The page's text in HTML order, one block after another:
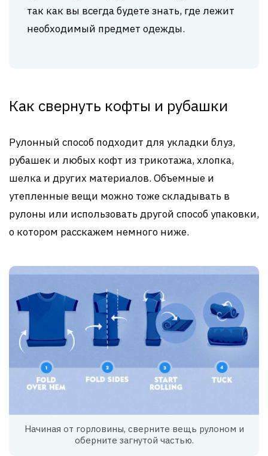
так как вы всегда будете знать, где лежит
необходимый предмет одежды.
Как свернуть кофты и рубашки
Рулонный способ подходит для укладки блуз,
рубашек и любых кофт из трикотажа, хлопка,
шелка и других материалов. Объемные и
утепленные вещи можно тоже складывать в
рулоны или использовать другой способ упаковки,
о котором расскажем немного ниже.
Начиная от горловины, сверните вещь рулоном и
оберните загнутой частью.